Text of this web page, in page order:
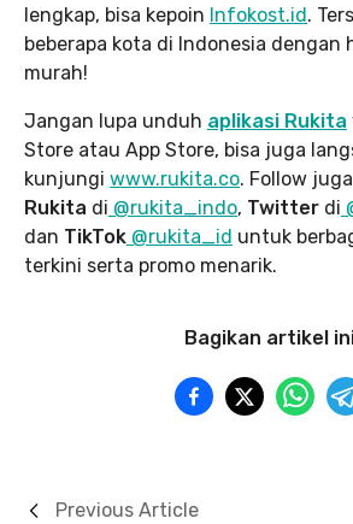
lengkap, bisa kepoin Infokost.id .
beberapa kota di Indonesia dengan
murah!
Jangan lupa unduh aplikasi Rukita
Store atau App Store, bisa juga
kunjungi www.rukita.co. Follow
Rukita di @rukita_indo, Twitter di
dan TikTok @rukita_id untuk
terkini serta promo menarik.
Bagikan artikel
Previous Article